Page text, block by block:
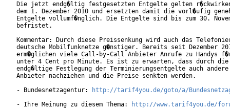
Die jetzt endg�ltig festgesetzten Entgelte gelten
dem 1. Dezember 2010 und ersetzten damit die vorl�ufig
Entgelte vollumf�nglich. Die Entgelte sind bis zum 30.
befristet.
Kommentar: Durch diese Preissenkung wird auch das
deutsche Mobilfunknetze g�nstiger. Bereits seit Dezember
erm�glichen viele Call-by-Call Anbieter Anrufe zu Handys
unter 4 Cent pro Minute. Es ist zu erwarten, dass durch die
endg�ltige Festlegung der Terminierungsentgelte auch andere
Anbieter nachziehen und die Preise senkten werden.
- Bundesnetzagentur:
http://tarif4you.de/goto/a/
- Ihre Meinung zu diesem Thema:
http://www.tarif4you.de/